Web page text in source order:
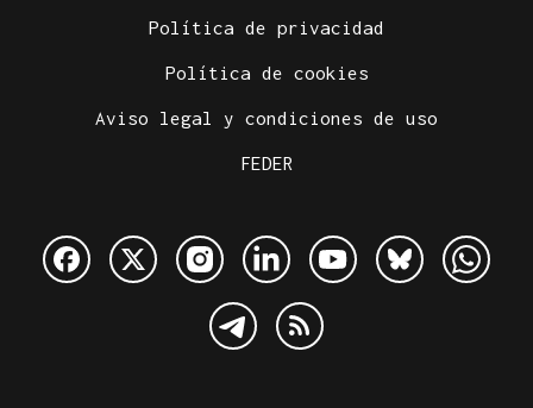
Política de privacidad
Política de cookies
Aviso legal y condiciones de uso
FEDER